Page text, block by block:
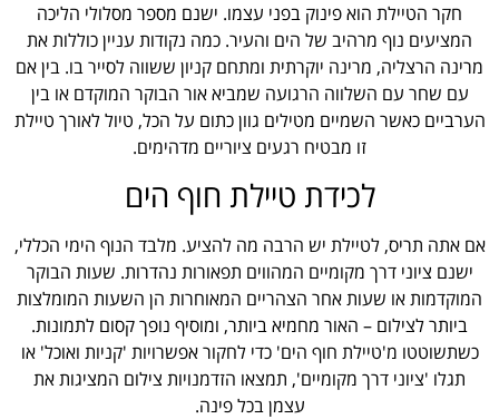
חקר הטיילת הוא פינוק בפני עצמו. ישנם מספר מסלולי הליכה
המציעים נוף מרהיב של הים והעיר. כמה נקודות עניין כוללות את
מרינה הרצליה, מרינה יוקרתית ומתחם קניון ששווה לסייר בו. בין אם
עם שחר עם השלווה הרגועה שמביא אור הבוקר המוקדם או בין
הערביים כאשר השמיים מטילים גוון כתום על הכל, טיול לאורך טיילת
זו מבטיח רגעים ציוריים מדהימים.
לכידת טיילת חוף הים
אם אתה תריס, לטיילת יש הרבה מה להציע. מלבד הנוף הימי הכללי,
ישנם ציוני דרך מקומיים המהווים תפאורות נהדרות. שעות הבוקר
המוקדמות או שעות אחר הצהריים המאוחרות הן השעות המומלצות
ביותר לצילום – האור מחמיא ביותר, ומוסיף נופך קסום לתמונות.
כשתשוטטו מ'טיילת חוף הים' כדי לחקור אפשרויות 'קניות ואוכל' או
תגלו 'ציוני דרך מקומיים', תמצאו הזדמנויות צילום המציגות את
עצמן בכל פינה.